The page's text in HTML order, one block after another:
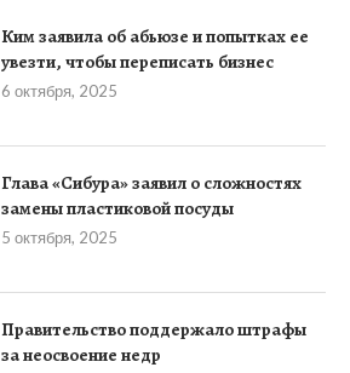
Ким заявила об абьюзе и попытках ее
увезти, чтобы переписать бизнес
6 октября, 2025
Глава «Сибура» заявил о сложностях
замены пластиковой посуды
5 октября, 2025
Правительство поддержало штрафы
за неосвоение недр